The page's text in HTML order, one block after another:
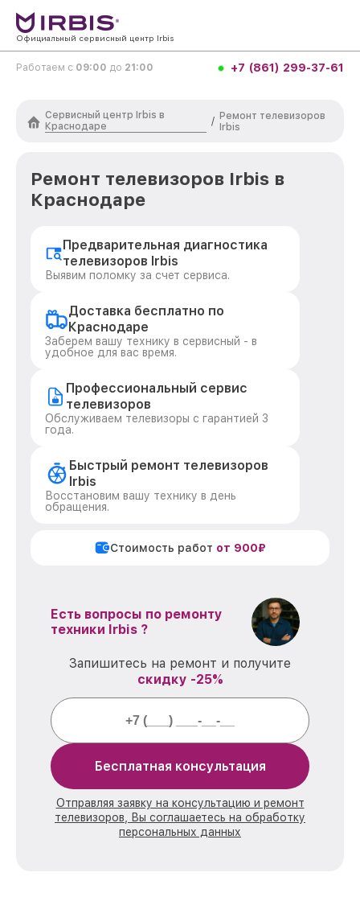
Официальный сервисный центр Irbis
Работаем с 09:00 до 21:00 +7 (861) 299-37-61
Сервисный центр Irbis в
Краснодаре
/ Ремонт телевизоров
Irbis
Ремонт телевизоров Irbis в
Краснодаре
Предварительная диагностика
телевизоров Irbis
Выявим поломку за счет сервиса.
Доставка бесплатно по
Краснодаре
Заберем вашу технику в сервисный - в
удобное для вас время.
Профессиональный сервис
телевизоров
Обслуживаем телевизоры с гарантией 3
года.
Быстрый ремонт телевизоров
Irbis
Восстановим вашу технику в день
обращения.
Стоимость работ от 900₽
Есть вопросы по ремонту
техники Irbis ?
Запишитесь на ремонт и получите
скидку -25%
Бесплатная консультация
Отправляя заявку на консультацию и ремонт
телевизоров, Вы соглашаетесь на обработку
персональных данных